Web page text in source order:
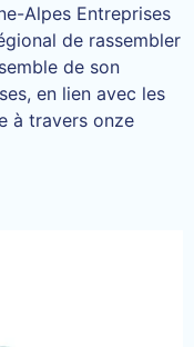
Alpes Entreprises
de rassembler
de son
en lien avec les
à travers onze